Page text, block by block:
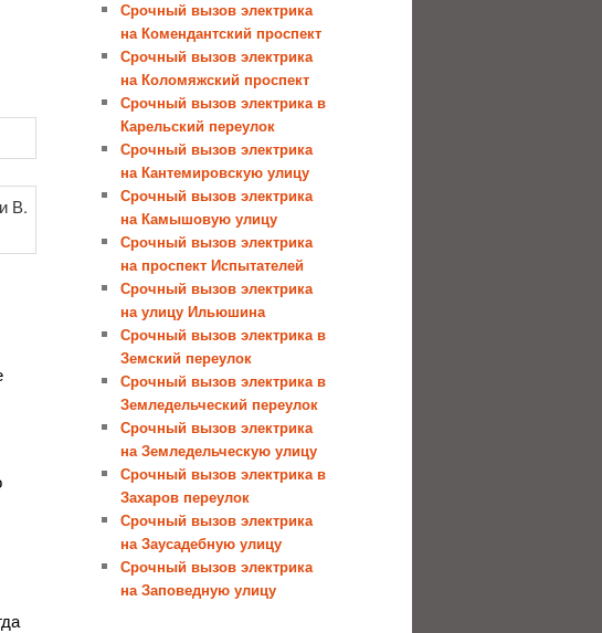
Срочный вызов электрика
на Комендантский проспект
Срочный вызов электрика
на Коломяжский проспект
Срочный вызов электрика в
Карельский переулок
Срочный вызов электрика
на Кантемировскую улицу
Срочный вызов электрика
на Камышовую улицу
Срочный вызов электрика
на проспект Испытателей
Срочный вызов электрика
на улицу Ильюшина
Срочный вызов электрика в
Земский переулок
Срочный вызов электрика в
Земледельческий переулок
Срочный вызов электрика
на Земледельческую улицу
Срочный вызов электрика в
Захаров переулок
Срочный вызов электрика
на Заусадебную улицу
Срочный вызов электрика
на Заповедную улицу